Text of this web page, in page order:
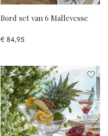
Bord set van 6 Mallevesse
€ 84,95